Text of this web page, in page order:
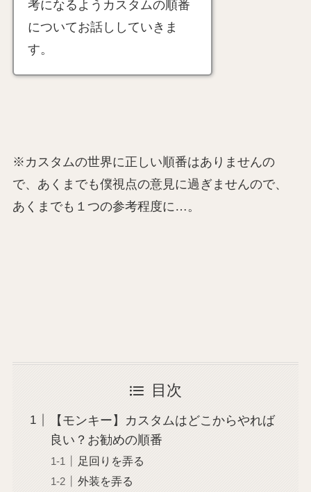
考になるようカスタムの順番
についてお話ししていきま
す。
※カスタムの世界に正しい順番はありませんの
で、あくまでも僕視点の意見に過ぎませんので、
あくまでも１つの参考程度に…。
目次
【モンキー】カスタムはどこからやれば
良い？お勧めの順番
足回りを弄る
外装を弄る